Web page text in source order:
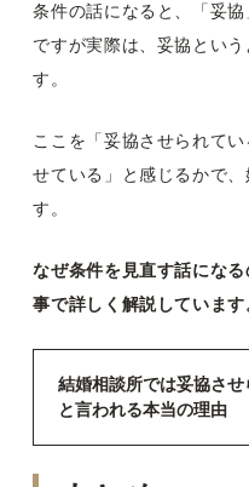
条件の話になると、「妥協
ですが実際は、妥協とい
す。
ここを「妥協させられて
せている」と感じるかで
す。
なぜ条件を見直す話にな
事で詳しく解説しています
結婚相談所では妥協さ
と言われる本当の理由